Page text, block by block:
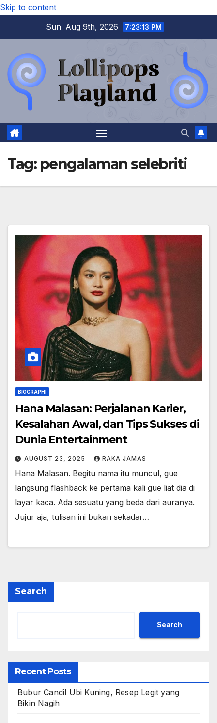
Skip to content
Sun. Aug 9th, 2026
7:23:13 PM
Tag: pengalaman selebriti
BIOGRAPHI
Hana Malasan: Perjalanan Karier,
Kesalahan Awal, dan Tips Sukses di
Dunia Entertainment
AUGUST 23, 2025 RAKA JAMAS
Hana Malasan. Begitu nama itu muncul, gue
langsung flashback ke pertama kali gue liat dia di
layar kaca. Ada sesuatu yang beda dari auranya.
Jujur aja, tulisan ini bukan sekadar…
Search
Search
Recent Posts
Bubur Candil Ubi Kuning, Resep Legit yang
Bikin Nagih